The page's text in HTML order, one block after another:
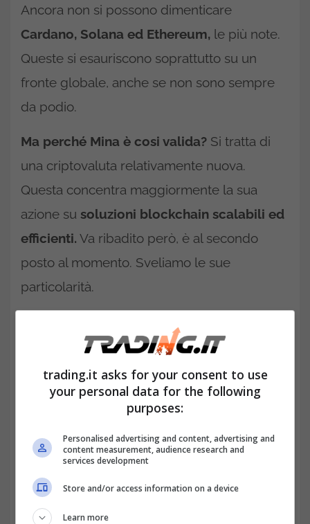
Ancora non si possono dimenticare
Cardano, Solana ed Ethereum, le più note.
Queste si esauriscono soprattutto su un
fronte globale, anche se non sono sempre
da podio.
Ma perché Mina è cosi valida? Si tratta di
una criptovaluta relativamente nuova.
Questa concentra maggiormente la sua
azione su soluzioni blockchain scalabili ed
efficienti. Va ribadito però, è al secondo
posto al momento. Sveliamo le sue
particolarità.
criptovaluta più forte d’Italia!
trading.it asks for your consent to use
your personal data for the following
purposes:
Personalised advertising and content, advertising and
content measurement, audience research and
services development
Store and/or access information on a device
Learn more